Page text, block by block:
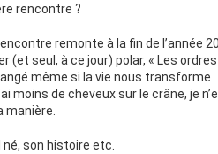
rencontre ?
remonte à la fin de l’année
seul, à ce jour) polar, « Les ordres
même si la vie nous transforme
moins de cheveux sur le crâne, je
son histoire etc.